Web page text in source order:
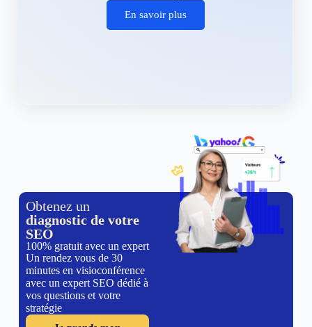
En savoir plus
Obtenez un
diagnostic de votre
SEO
100% gratuit avec un expert
Un rendez vous de 30
minutes en visioconférence
avec un expert SEO dédié à
vos questions et votre
stratégie